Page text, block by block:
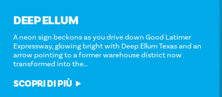
DEEP ELLUM
A neon sign beckons as you drive down Good Latimer
Expressway, glowing bright with Deep Ellum Texas and an
arrow pointing to a former warehouse district now
transformed into the…
SCOPRI DI PIÙ